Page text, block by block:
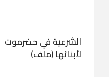
الشرعية في حضرموت
لأبنائها (ملف)